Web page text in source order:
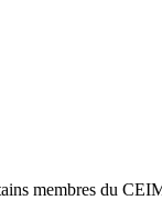
membres du